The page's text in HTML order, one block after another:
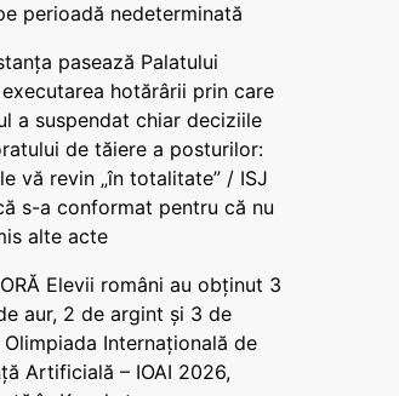
perioadă nedeterminată
pasează Palatului
hotărârii prin care
a suspendat chiar deciziile
de tăiere a posturilor:
vă revin „în totalitate” / ISJ
s-a conformat pentru că nu
alte acte
Elevii români au obținut 3
aur, 2 de argint și 3 de
Internațională de
Artificială – IOAI 2026,